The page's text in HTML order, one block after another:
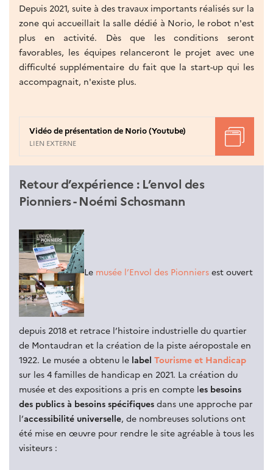
Depuis 2021, suite à des travaux importants réalisés sur la
zone qui accueillait la salle dédié à Norio, le robot n'est
plus en activité. Dès que les conditions seront
favorables, les équipes relanceront le projet avec une
difficulté supplémentaire du fait que la start-up qui les
accompagnait, n'existe plus.
Vidéo de présentation de Norio (Youtube)
LIEN EXTERNE
Retour d’expérience : L’envol des
Pionniers - Noémi Schosmann
Le musée l’Envol des Pionniers est ouvert
depuis 2018 et retrace l’histoire industrielle du quartier
de Montaudran et la création de la piste aéropostale en
1922. Le musée a obtenu le label Tourisme et Handicap
sur les 4 familles de handicap en 2021. La création du
musée et des expositions a pris en compte les besoins
des publics à besoins spécifiques dans une approche par
l’accessibilité universelle, de nombreuses solutions ont
été mise en œuvre pour rendre le site agréable à tous les
visiteurs :